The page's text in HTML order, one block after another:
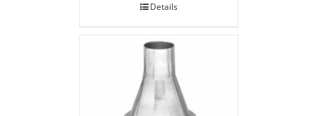
Details